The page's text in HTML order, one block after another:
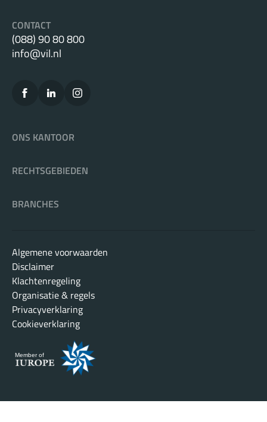
CONTACT
(088) 90 80 800
info@vil.nl
ONS KANTOOR
RECHTSGEBIEDEN
BRANCHES
Algemene voorwaarden
Disclaimer
Klachtenregeling
Organisatie & regels
Privacyverklaring
Cookieverklaring
Member of